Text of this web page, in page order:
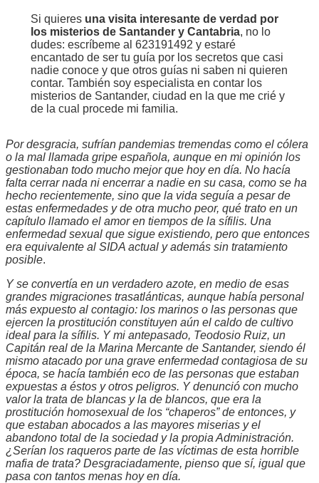
Si quieres una visita interesante de verdad por
los misterios de Santander y Cantabria, no lo
dudes: escríbeme al 623191492 y estaré
encantado de ser tu guía por los secretos que casi
nadie conoce y que otros guías ni saben ni quieren
contar. También soy especialista en contar los
misterios de Santander, ciudad en la que me crié y
de la cual procede mi familia.
Por desgracia, sufrían pandemias tremendas como el cólera
o la mal llamada gripe española, aunque en mi opinión los
gestionaban todo mucho mejor que hoy en día. No hacía
falta cerrar nada ni encerrar a nadie en su casa, como se ha
hecho recientemente, sino que la vida seguía a pesar de
estas enfermedades y de otra mucho peor, qué trato en un
capítulo llamado el amor en tiempos de la sífilis. Una
enfermedad sexual que sigue existiendo, pero que entonces
era equivalente al SIDA actual y además sin tratamiento
posible.
Y se convertía en un verdadero azote, en medio de esas
grandes migraciones trasatlánticas, aunque había personal
más expuesto al contagio: los marinos o las personas que
ejercen la prostitución constituyen aún el caldo de cultivo
ideal para la sífilis. Y mi antepasado, Teodosio Ruiz, un
Capitán real de la Marina Mercante de Santander, siendo él
mismo atacado por una grave enfermedad contagiosa de su
época, se hacía también eco de las personas que estaban
expuestas a éstos y otros peligros. Y denunció con mucho
valor la trata de blancas y la de blancos, que era la
prostitución homosexual de los “chaperos” de entonces, y
que estaban abocados a las mayores miserias y el
abandono total de la sociedad y la propia Administración.
¿Serían los raqueros parte de las víctimas de esta horrible
mafia de trata? Desgraciadamente, pienso que sí, igual que
pasa con tantos menas hoy en día.